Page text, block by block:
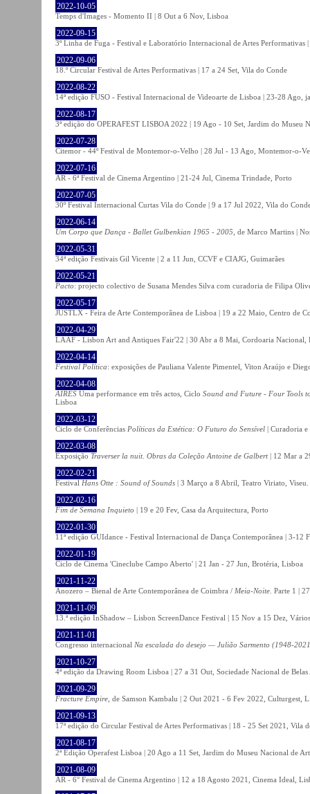
2022-10-05
Temps d'Images - Momento II | 8 Out a 6 Nov, Lisboa
2022-09-15
3º Linha de Fuga - Festival e Laboratório Internacional de Artes Performativas
2022-09-06
18.º Circular Festival de Artes Performativas | 17 a 24 Set, Vila do Conde
2022-08-22
14ª edição FUSO - Festival Internacional de Videoarte de Lisboa | 23-28 Ago,
2022-08-17
3ª edição do OPERAFEST LISBOA 2022 | 19 Ago - 10 Set, Jardim do Museu
2022-07-28
Citemor - 44º Festival de Montemor-o-Velho | 28 Jul - 13 Ago, Montemor-o-
2022-07-16
AR - 6ª Festival de Cinema Argentino | 21-24 Jul, Cinema Trindade, Porto
2022-07-05
30º Festival Internacional Curtas Vila do Conde | 9 a 17 Jul 2022, Vila do
2022-06-14
Um Corpo que Dança - Ballet Gulbenkian 1965 - 2005 , de Marco Martins |
2022-05-31
34ª edição Festivais Gil Vicente | 2 a 11 Jun, CCVF e CIAJG, Guimarães
2022-05-21
Pacto: projecto colectivo de Susana Mendes Silva com curadoria de Filipa
2022-05-17
JUSTLX - Feira de Arte Contemporânea de Lisboa | 19 a 22 Maio, Centro de
2022-04-29
LAAF - Lisbon Art and Antiques Fair'22 | 30 Abr a 8 Mai, Cordoaria Nacional,
2022-04-14
Festival Política: exposições de Pauliana Valente Pimentel, Viton Araújo e
2022-04-08
AIRES Uma performance em três actos, Ciclo Sound and Future - Four Tools
Lisboa
2022-03-12
Ciclo de Conferências Políticas da Estética: O Futuro do Sensível | Curadoria
2022-03-08
Exposição Traverser la nuit. Obras da Coleção Antoine de Galbert | 12 Mar a
2022-02-21
Festival Hans Otte : Sound of Sounds | 3 Março a 8 Abril, Teatro Viriato, Viseu.
2022-02-16
Fim de Semana Inquieto | 19 e 20 Fev, Casa da Arquitectura, Porto
2022-01-30
11ª edição GUIdance - Festival Internacional de Dança Contemporânea | 3-12
2022-01-19
Ciclo de Cinema 'Cineclube Campo Aberto' | 21 Jan - 27 Jun, Brotéria, Lisboa
2021-11-22
Anozero – Bienal de Arte Contemporânea de Coimbra / Meia-Noite . Parte 1 |
2021-11-09
13.ª edição InShadow – Lisbon ScreenDance Festival | 15 Nov a 15 Dez,
2021-11-01
Congresso internacional Na escalada do desejo — Julião Sarmento (1948-
2021-10-27
4ª edição da Drawing Room Lisboa | 27 a 31 Out, Sociedade Nacional de
2021-09-29
Fracture Empire , de Samson Kambalu | 2 Out 2021 - 6 Fev 2022, Culturgest,
2021-09-13
17ª edição do Circular Festival de Artes Performativas | 18 - 25 Set 2021, Vila
2021-08-17
2ª Edição Operafest Lisboa | 20 Ago a 11 Set, Jardim do Museu Nacional de
2021-08-09
AR - 6° Festival de Cinema Argentino | 12 a 18 Agosto 2021, Cinema Ideal,